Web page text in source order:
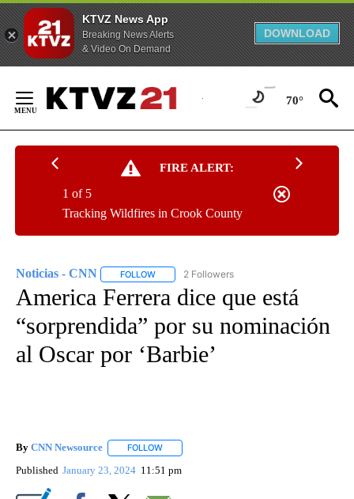
KTVZ News App
Breaking News Alerts
& Video On Demand
DOWNLOAD
Content
70°
FIRE ALERT:
Tracking Wildfires in Crook County
1 of 5
Noticias - CNN FOLLOW FOLLOW "NOTICIAS - CNN" TO RECEIVE
2 Followers
America Ferrera dice que está
“sorprendida” por su nominación
al Oscar por ‘Barbie’
By CNN Newsource FOLLOW
Published January 23, 2024 11:51 pm